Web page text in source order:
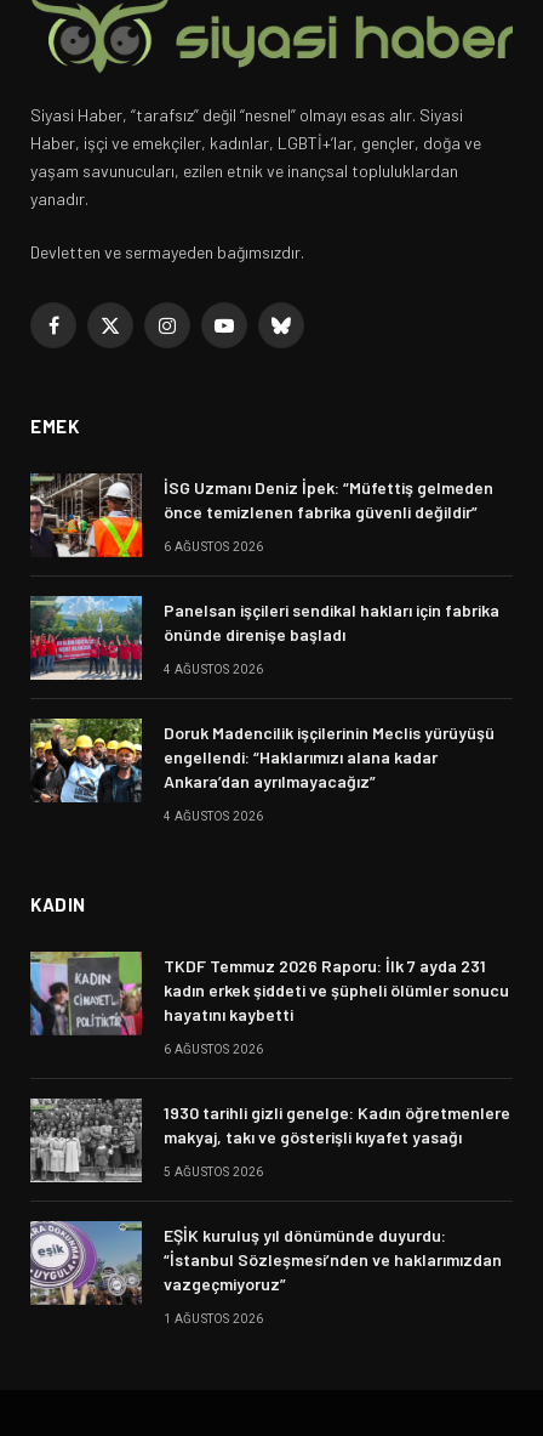
Siyasi Haber, “tarafsız” değil “nesnel” olmayı esas alır. Siyasi
Haber, işçi ve emekçiler, kadınlar, LGBTİ+’lar, gençler, doğa ve
yaşam savunucuları, ezilen etnik ve inançsal topluluklardan
yanadır.
Devletten ve sermayeden bağımsızdır.
Facebook
X
InstagramYouTubeBluesky
EMEK
İSG Uzmanı Deniz İpek: “Müfettiş gelmeden
önce temizlenen fabrika güvenli değildir”
6 AĞUSTOS 2026
Panelsan işçileri sendikal hakları için fabrika
önünde direnişe başladı
4 AĞUSTOS 2026
Doruk Madencilik işçilerinin Meclis yürüyüşü
engellendi: “Haklarımızı alana kadar
Ankara’dan ayrılmayacağız”
4 AĞUSTOS 2026
KADIN
TKDF Temmuz 2026 Raporu: İlk 7 ayda 231
kadın erkek şiddeti ve şüpheli ölümler sonucu
hayatını kaybetti
6 AĞUSTOS 2026
1930 tarihli gizli genelge: Kadın öğretmenlere
makyaj, takı ve gösterişli kıyafet yasağı
5 AĞUSTOS 2026
EŞİK kuruluş yıl dönümünde duyurdu:
“İstanbul Sözleşmesi’nden ve haklarımızdan
vazgeçmiyoruz”
1 AĞUSTOS 2026